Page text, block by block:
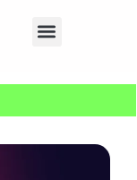
תפריט